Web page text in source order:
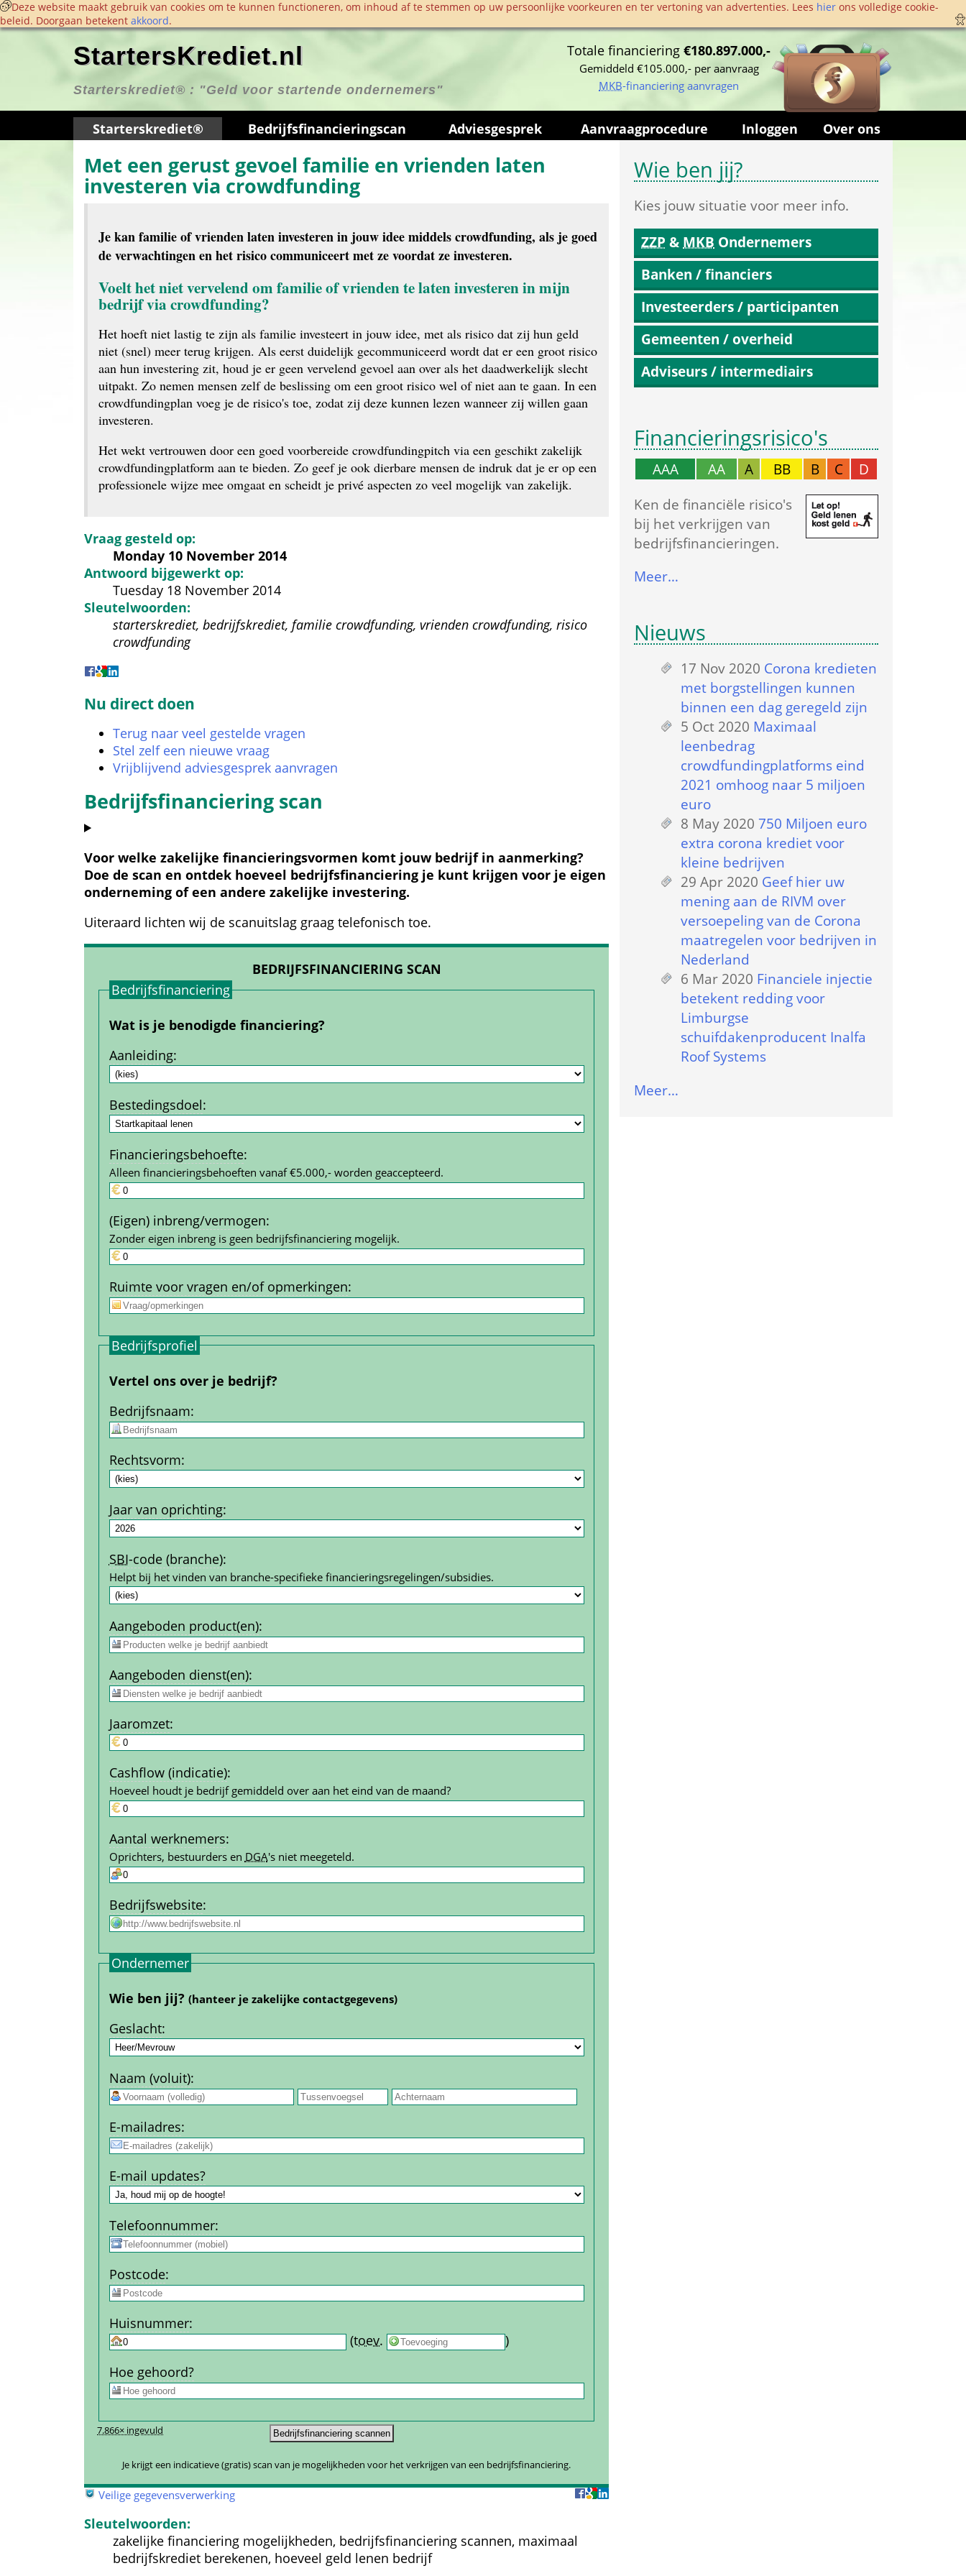
Deze website maakt gebruik van cookies om te kunnen functioneren, om inhoud af te stemmen op uw persoonlijke voorkeuren en ter vertoning van advertenties. Lees hier ons volledige cookie­
beleid. Doorgaan betekent akkoord.
Totale financiering €180.897.000,-
Gemiddeld €105.000,- per aanvraag
MKB-financiering aanvragen
StartersKrediet.nl
Starterskrediet® : "Geld voor startende ondernemers"
Starterskrediet® Bedrijfs­financiering­scan Advies­gesprek Aanvraag­procedure Inloggen Over ons
Met een gerust gevoel familie en vrienden laten
investeren via crowdfunding
Je kan familie of vrienden laten investeren in jouw idee middels crowdfunding, als je goed
de verwachtingen en het risico communiceert met ze voordat ze investeren.
Voelt het niet vervelend om familie of vrienden te laten investeren in mijn
bedrijf via crowdfunding?
Het hoeft niet lastig te zijn als familie investeert in jouw idee, met als risico dat zij hun geld
niet (snel) meer terug krijgen. Als eerst duidelijk gecommuniceerd wordt dat er een groot risico
aan hun investering zit, houd je er geen vervelend gevoel aan over als het daadwerkelijk slecht
uitpakt. Zo nemen mensen zelf de beslissing om een groot risico wel of niet aan te gaan. In een
crowdfundingplan voeg je de risico's toe, zodat zij deze kunnen lezen wanneer zij willen gaan
investeren.
Het wekt vertrouwen door een goed voorbereide crowdfundingpitch via een geschikt zakelijk
crowdfundingplatform aan te bieden. Zo geef je ook dierbare mensen de indruk dat je er op een
professionele wijze mee omgaat en scheidt je privé aspecten zo veel mogelijk van zakelijk.
Vraag gesteld op:
Monday 10 November 2014
Antwoord bijgewerkt op:
Tuesday 18 November 2014
Sleutelwoorden:
starterskrediet, bedrijfskrediet, familie crowdfunding, vrienden crowdfunding, risico
crowdfunding
Nu direct doen
Terug naar veel gestelde vragen
Stel zelf een nieuwe vraag
Vrijblijvend adviesgesprek aanvragen
Bedrijfsfinanciering scan
Voor welke zakelijke financieringsvormen komt jouw bedrijf in aanmerking?
Doe de scan en ontdek hoeveel bedrijfsfinanciering je kunt krijgen voor je eigen
onderneming of een andere zakelijke investering.
Uiteraard lichten wij de scanuitslag graag telefonisch toe.
BEDRIJFSFINANCIERING SCAN
7.866× ingevuld
Je krijgt een indicatieve (gratis) scan van je mogelijkheden voor het verkrijgen van een bedrijfsfinanciering.
Bedrijfs­financiering
Wat is je benodigde financiering?
Aanleiding:
Bestedings­doel:
Financierings­behoefte:
Alleen financieringsbehoeften vanaf €5.000,- worden geaccepteerd.
(Eigen) inbreng/vermogen:
Zonder eigen inbreng is geen bedrijfs­financiering mogelijk.
Ruimte voor vragen en/of opmerkingen:
Bedrijfs­profiel
Vertel ons over je bedrijf?
Bedrijfs­naam:
Rechtsvorm:
Jaar van oprichting:
SBI-code (branche):
Helpt bij het vinden van branche-specifieke financierings­regelingen/subsidies.
Aangeboden product(en):
Aangeboden dienst(en):
Jaar­omzet:
Cashflow (indicatie):
Hoeveel houdt je bedrijf gemiddeld over aan het eind van de maand?
Aantal werk­nemers:
Oprichters, bestuurders en DGA's niet meegeteld.
Bedrijfs­website:
Ondernemer
Wie ben jij? (hanteer je zakelijke contact­gegevens)
Geslacht:
Naam (voluit):
E-mail­adres:
E-mail updates?
Telefoon­nummer:
Post­code:
Huis­nummer:
(toev.
)
Hoe gehoord?
Veilige gegevensverwerking
Sleutelwoorden:
zakelijke financiering mogelijkheden, bedrijfsfinanciering scannen, maximaal
bedrijfskrediet berekenen, hoeveel geld lenen bedrijf
Wie ben jij?
Kies jouw situatie voor meer info.
ZZP & MKB Ondernemers
Banken / financiers
Investeerders / participanten
Gemeenten / overheid
Adviseurs / intermediairs
Financierings­risico's
AAA AA A BB B C
D
Ken de financiële risico's
bij het verkrijgen van
bedrijfs­financieringen.
Meer…
Nieuws
17 Nov 2020 Corona kredieten
met borgstellingen kunnen
binnen een dag geregeld zijn
5 Oct 2020 Maximaal
leenbedrag
crowdfundingplatforms eind
2021 omhoog naar 5 miljoen
euro
8 May 2020 750 Miljoen euro
extra corona krediet voor
kleine bedrijven
29 Apr 2020 Geef hier uw
mening aan de RIVM over
versoepeling van de Corona
maatregelen voor bedrijven in
Nederland
6 Mar 2020 Financiele injectie
betekent redding voor
Limburgse
schuifdakenproducent Inalfa
Roof Systems
Meer…